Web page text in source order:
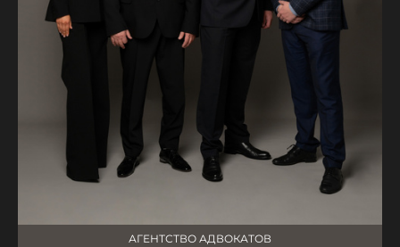
АГЕНТСТВО АДВОКАТОВ